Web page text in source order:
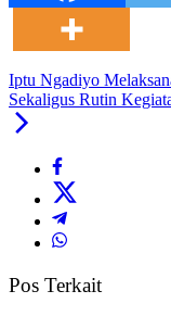
Iptu Ngadiyo
Sekaligus Rutin
Pos Terkait